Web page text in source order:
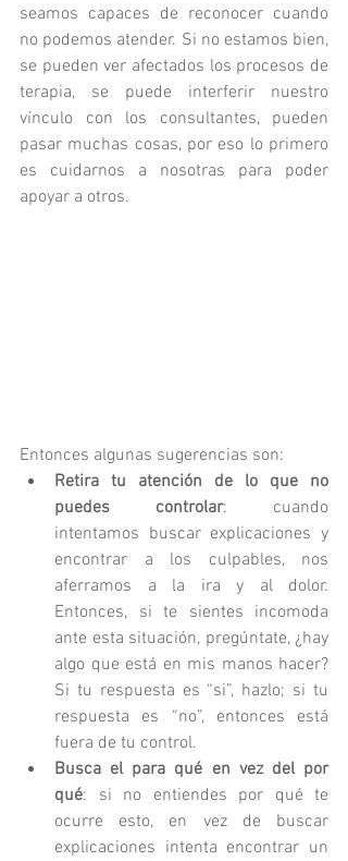
seamos capaces de reconocer cuando
no podemos atender. Si no estamos bien,
se pueden ver afectados los procesos de
terapia, se puede interferir nuestro
vínculo con los consultantes, pueden
pasar muchas cosas, por eso lo primero
es cuidarnos a nosotras para poder
apoyar a otros.
Entonces algunas sugerencias son:
Retira tu atención de lo que no
puedes controlar: cuando
intentamos buscar explicaciones y
encontrar a los culpables, nos
aferramos a la ira y al dolor.
Entonces, si te sientes incomoda
ante esta situación, pregúntate, ¿hay
algo que está en mis manos hacer?
Si tu respuesta es “si”, hazlo; si tu
respuesta es “no”, entonces está
fuera de tu control.
Busca el para qué en vez del por
qué: si no entiendes por qué te
ocurre esto, en vez de buscar
explicaciones intenta encontrar un